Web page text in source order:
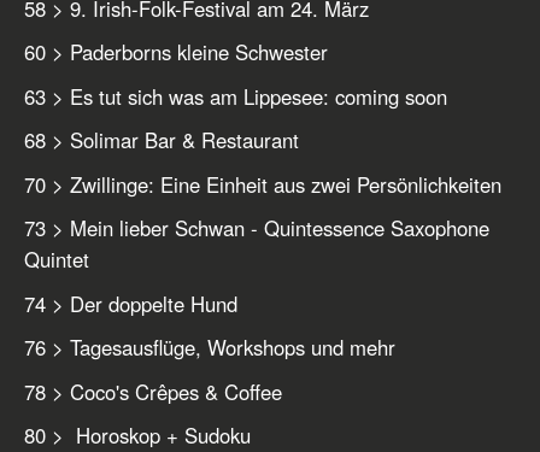
58 > 9. Irish-Folk-Festival am 24. März
60 > Paderborns kleine Schwester
63 > Es tut sich was am Lippesee: coming soon
68 > Solimar Bar & Restaurant
70 > Zwillinge: Eine Einheit aus zwei Persönlichkeiten
73 > Mein lieber Schwan - Quintessence Saxophone
Quintet
74 > Der doppelte Hund
76 > Tagesausflüge, Workshops und mehr
78 > Coco's Crêpes & Coffee
80 > Horoskop + Sudoku